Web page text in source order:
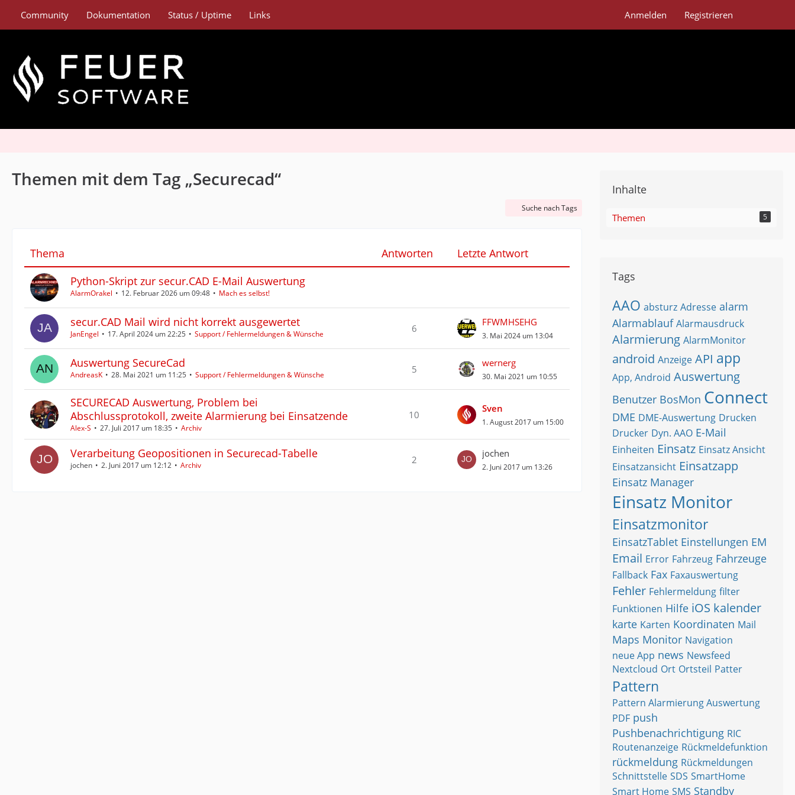
Community Dokumentation Status / Uptime Links Anmelden Registrieren
Themen mit dem Tag „Securecad“
Suche nach Tags
Thema Antworten
Letzte Antwort
Python-Skript zur secur.CAD E-Mail Auswertung
AlarmOrakel 12. Februar 2026 um 09:48 Mach es selbst!
secur.CAD Mail wird nicht korrekt ausgewertet
JanEngel 17. April 2024 um 22:25 Support / Fehlermeldungen & Wünsche 6
FFWMHSEHG
3. Mai 2024 um 13:04
Auswertung SecureCad
AndreasK 28. Mai 2021 um 11:25 Support / Fehlermeldungen & Wünsche 5
wernerg
30. Mai 2021 um 10:55
SECURECAD Auswertung, Problem bei
Abschlussprotokoll, zweite Alarmierung bei Einsatzende
Alex-S 27. Juli 2017 um 18:35 Archiv
10
Sven
1. August 2017 um 15:00
Verarbeitung Geopositionen in Securecad-Tabelle
jochen 2. Juni 2017 um 12:12 Archiv 2
jochen
2. Juni 2017 um 13:26
Inhalte
Themen 5
Tags
AAO absturz Adresse alarm
Alarmablauf Alarmausdruck
Alarmierung AlarmMonitor
android Anzeige API app
App, Android Auswertung
Benutzer BosMon Connect
DME DME-Auswertung Drucken
Drucker Dyn. AAO E-Mail
Einheiten Einsatz Einsatz Ansicht
Einsatzansicht Einsatzapp
Einsatz Manager
Einsatz Monitor
Einsatzmonitor
EinsatzTablet Einstellungen EM
Email Error Fahrzeug Fahrzeuge
Fallback Fax Faxauswertung
Fehler Fehlermeldung filter
Funktionen Hilfe iOS kalender
karte Karten Koordinaten Mail
Maps Monitor Navigation
neue App news Newsfeed
Nextcloud Ort Ortsteil Patter
Pattern
Pattern Alarmierung Auswertung
PDF push
Pushbenachrichtigung RIC
Routenanzeige Rückmeldefunktion
rückmeldung Rückmeldungen
Schnittstelle SDS SmartHome
Smart Home SMS Standby